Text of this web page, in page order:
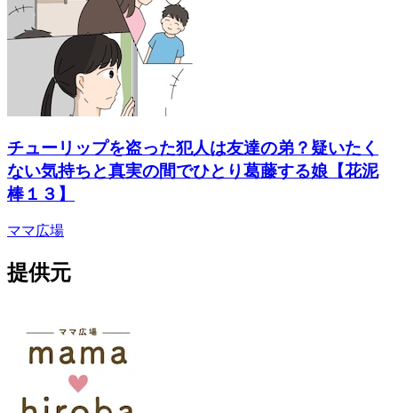
チューリップを盗った犯人は友達の弟？疑いたく
ない気持ちと真実の間でひとり葛藤する娘【花泥
棒１３】
ママ広場
提供元